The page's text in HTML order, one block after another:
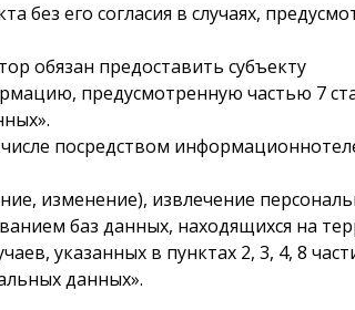
без его согласия в случаях,
обязан предоставить субъекту
предусмотренную частью 7
посредством
изменение), извлечение
баз данных, находящихся на
указанных в пунктах 2, 3, 4, 8
данных».